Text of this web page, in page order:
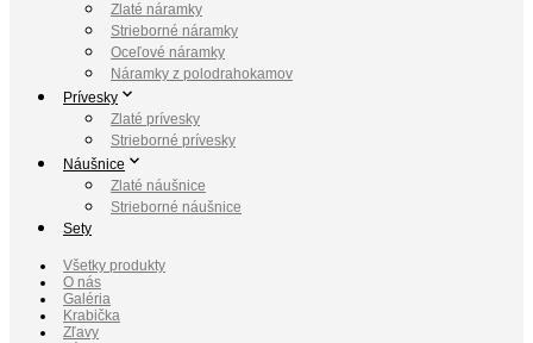
Zlaté náramky
Strieborné náramky
Oceľové náramky
Náramky z polodrahokamov
Prívesky
Zlaté prívesky
Strieborné prívesky
Náušnice
Zlaté náušnice
Strieborné náušnice
Sety
Všetky produkty
O nás
Galéria
Krabička
Zľavy